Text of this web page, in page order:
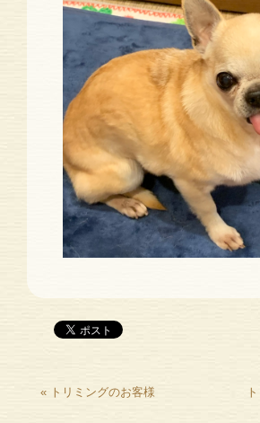
« トリミングのお客様